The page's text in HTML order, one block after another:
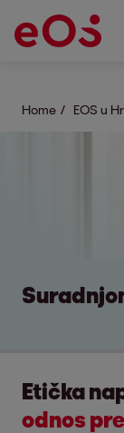
Home EOS u
Etička
odnos